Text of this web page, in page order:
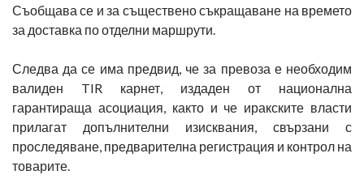
Съобщава се и за съществено съкращаване на времето
за доставка по отделни маршрути.
Следва да се има предвид, че за превоза е необходим
валиден TIR карнет, издаден от национална
гарантираща асоциация, както и че иракските власти
прилагат допълнителни изисквания, свързани с
проследяване, предварителна регистрация и контрол на
товарите.